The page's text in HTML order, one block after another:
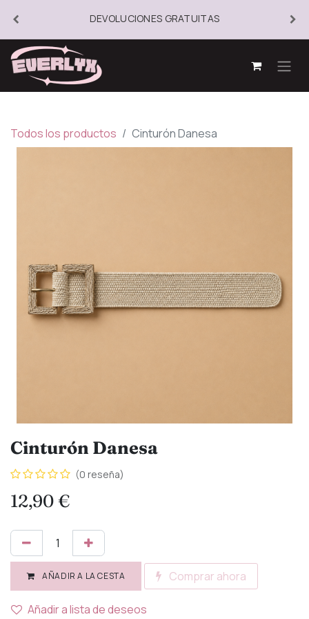
DEVOLUCIONES GRATUITAS
Todos los productos Cinturón Danesa
Cinturón Danesa
(0 reseña)
12,90€
AÑADIR A LA CESTA Comprar ahora
Añadir a lista de deseos